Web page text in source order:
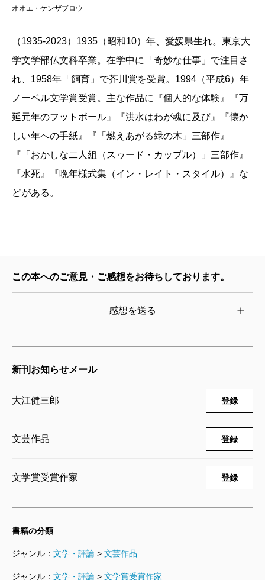
オオエ・ケンザブロウ
（1935-2023）1935（昭和10）年、愛媛県生れ。東京大
学文学部仏文科卒業。在学中に「奇妙な仕事」で注目さ
れ、1958年「飼育」で芥川賞を受賞。1994（平成6）年
ノーベル文学賞受賞。主な作品に『個人的な体験』『万
延元年のフットボール』『洪水はわが魂に及び』『懐か
しい年への手紙』『「燃えあがる緑の木」三部作』
『「おかしな二人組（スゥード・カップル）」三部作』
『水死』『晩年様式集（イン・レイト・スタイル）』な
どがある。
この本へのご意見・ご感想をお待ちしております。
感想を送る
新刊お知らせメール
大江健三郎 登録
文芸作品 登録
文学賞受賞作家 登録
書籍の分類
ジャンル： 文学・評論 > 文芸作品
ジャンル： 文学・評論 > 文学賞受賞作家